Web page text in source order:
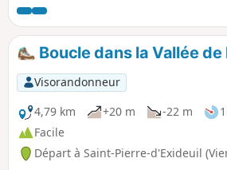
Boucle dans la Vallée
Visorandonneur
4,79 km
+20 m -22 m
Facile
Départ à Saint-Pierre-d'Exideuil